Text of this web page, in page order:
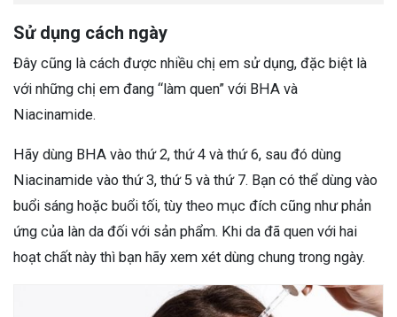
Sử dụng cách ngày
Đây cũng là cách được nhiều chị em sử dụng, đặc biệt là
với những chị em đang “làm quen” với BHA và
Niacinamide.
Hãy dùng BHA vào thứ 2, thứ 4 và thứ 6, sau đó dùng
Niacinamide vào thứ 3, thứ 5 và thứ 7. Bạn có thể dùng vào
buổi sáng hoặc buổi tối, tùy theo mục đích cũng như phản
ứng của làn da đối với sản phẩm. Khi da đã quen với hai
hoạt chất này thì bạn hãy xem xét dùng chung trong ngày.